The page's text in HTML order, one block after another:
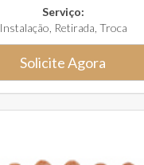
Serviço:
Instalação, Retirada, Troca
Solicite Agora